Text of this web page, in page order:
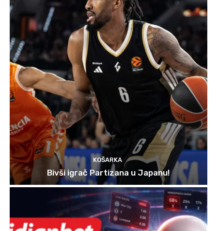
KOŠARKA
Bivši igrač Partizana u Japanu!